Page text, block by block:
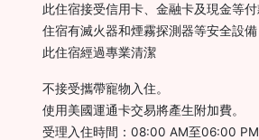
此住宿接受信用卡、金融卡及現金等
住宿有滅火器和煙霧探測器等安全設備
此住宿經過專業清潔
不接受攜帶寵物入住。
使用美國運通卡交易將產生附加費。
受理入住時間：08:00 AM至06:00